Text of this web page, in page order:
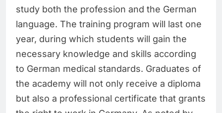
study both the profession and the German
language. The training program will last one
year, during which students will gain the
necessary knowledge and skills according
to German medical standards. Graduates of
the academy will not only receive a diploma
but also a professional certificate that grants